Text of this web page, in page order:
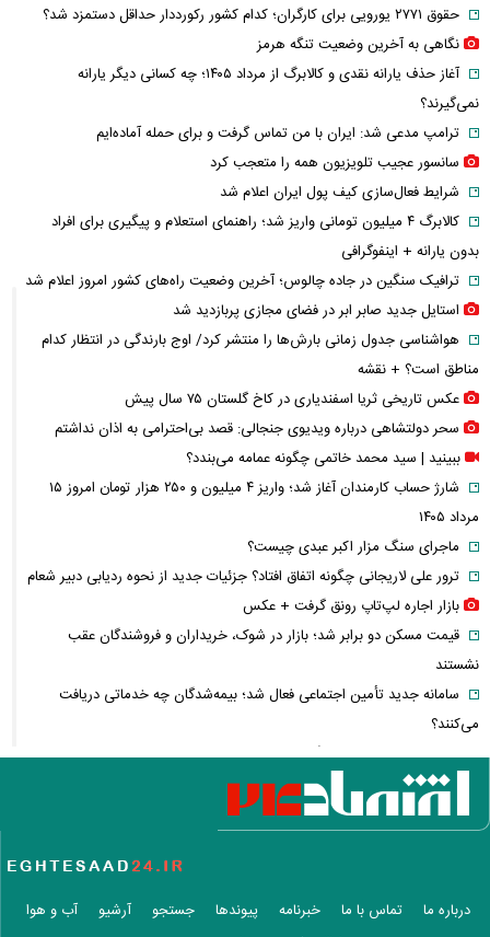
حقوق ۲۷۷۱ یورویی برای کارگران؛ کدام کشور رکورددار حداقل دستمزد شد؟
نگاهی به آخرین وضعیت تنگه هرمز
آغاز حذف یارانه نقدی و کالابرگ از مرداد ۱۴۰۵؛ چه کسانی دیگر یارانه
نمی‌گیرند؟
ترامپ مدعی شد: ایران با من تماس گرفت و برای حمله آماده‌ایم
سانسور عجیب تلویزیون همه را متعجب کرد
شرایط فعال‌سازی کیف پول ایران اعلام شد
کالابرگ ۴ میلیون تومانی واریز شد؛ راهنمای استعلام و پیگیری برای افراد
بدون یارانه + اینفوگرافی
ترافیک سنگین در جاده چالوس؛ آخرین وضعیت راه‌های کشور امروز اعلام شد
استایل جدید صابر ابر در فضای مجازی پربازدید شد
هواشناسی جدول زمانی بارش‌ها را منتشر کرد/ اوج بارندگی در انتظار کدام
مناطق است؟ + نقشه
عکس تاریخی ثریا اسفندیاری در کاخ گلستان ۷۵ سال پیش
سحر دولتشاهی درباره ویدیوی جنجالی: قصد بی‌احترامی به اذان نداشتم
ببینید | سید محمد خاتمی چگونه عمامه می‌بندد؟
شارژ حساب کارمندان آغاز شد؛ واریز ۴ میلیون و ۲۵۰ هزار تومان امروز ۱۵
مرداد ۱۴۰۵
ماجرای سنگ مزار اکبر عبدی چیست؟
ترور علی لاریجانی چگونه اتفاق افتاد؟ جزئیات جدید از نحوه ردیابی دبیر شعام
بازار اجاره لپ‌تاپ رونق گرفت + عکس
قیمت مسکن دو برابر شد؛ بازار در شوک، خریداران و فروشندگان عقب
نشستند
سامانه جدید تأمین اجتماعی فعال شد؛ بیمه‌شدگان چه خدماتی دریافت
می‌کنند؟
اولین تصاویر از حادثه بالگرد حامل ترامپ منتشر شد
نگهبان
قیمت مرغ همه را غافلگیر کرد؛ نرخ فیله و سینه اعلام شد
معافیت سربازان فراری صحت دارد؟ + پاسخ رسمی فراجا به شایعه جدید
روایت صیادان جنوب از ناامنی در دریا؛ جاشوها چگونه با حملات و
درباره ما تماس با ما خبرنامه پیوندها جستجو آرشیو
آب و هوا